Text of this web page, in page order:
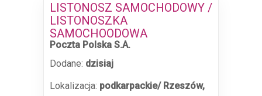
LISTONOSZ SAMOCHODOWY /
LISTONOSZKA
SAMOCHOODOWA
Poczta Polska S.A.
Dodane: dzisiaj
Lokalizacja: podkarpackie/ Rzeszów,